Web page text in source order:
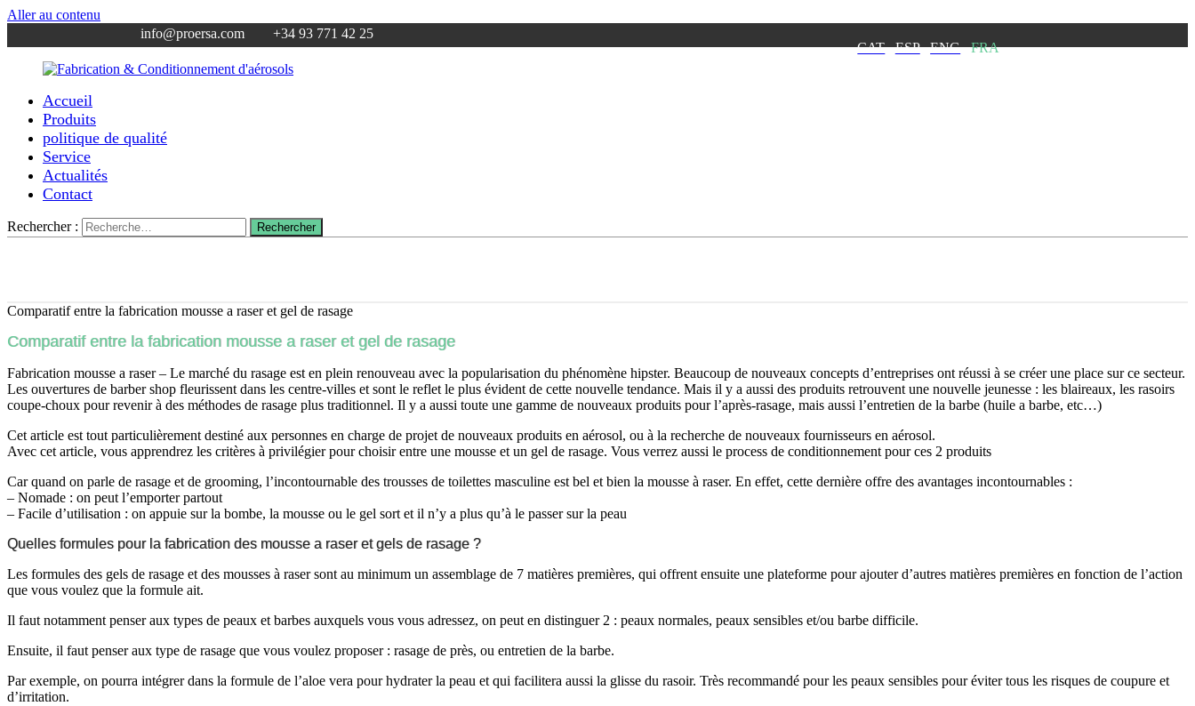
Aller au contenu
info@proersa.com +34 93 771 42 25
CAT
ESP ENG FRA
Fabrication
Conditionnement
d'aérosols
Proersa
Aerosoles
fabricant
d’aérosols
traitance
industrielle
cosmétiques
Accueil
Produits
politique de qualité
Service
Actualités
Contact
Rechercher : Rechercher
Comparatif entre la fabrication mousse a raser et gel de rasage
Comparatif entre la fabrication mousse a raser et gel de rasage
Fabrication mousse a raser – Le marché du rasage est en plein renouveau avec la popularisation du phénomène hipster. Beaucoup de nouveaux concepts d’entreprises ont réussi à se créer une place sur ce secteur.
Les ouvertures de barber shop fleurissent dans les centre-villes et sont le reflet le plus évident de cette nouvelle tendance. Mais il y a aussi des produits retrouvent une nouvelle jeunesse : les blaireaux, les rasoirs
coupe-choux pour revenir à des méthodes de rasage plus traditionnel. Il y a aussi toute une gamme de nouveaux produits pour l’après-rasage, mais aussi l’entretien de la barbe (huile a barbe, etc…)
Cet article est tout particulièrement destiné aux personnes en charge de projet de nouveaux produits en aérosol, ou à la recherche de nouveaux fournisseurs en aérosol.
Avec cet article, vous apprendrez les critères à privilégier pour choisir entre une mousse et un gel de rasage. Vous verrez aussi le process de conditionnement pour ces 2 produits
Car quand on parle de rasage et de grooming, l’incontournable des trousses de toilettes masculine est bel et bien la mousse à raser. En effet, cette dernière offre des avantages incontournables :
– Nomade : on peut l’emporter partout
– Facile d’utilisation : on appuie sur la bombe, la mousse ou le gel sort et il n’y a plus qu’à le passer sur la peau
Quelles formules pour la fabrication des mousse a raser et gels de rasage ?
Les formules des gels de rasage et des mousses à raser sont au minimum un assemblage de 7 matières premières, qui offrent ensuite une plateforme pour ajouter d’autres matières premières en fonction de l’action
que vous voulez que la formule ait.
Il faut notamment penser aux types de peaux et barbes auxquels vous vous adressez, on peut en distinguer 2 : peaux normales, peaux sensibles et/ou barbe difficile.
Ensuite, il faut penser aux type de rasage que vous voulez proposer : rasage de près, ou entretien de la barbe.
Par exemple, on pourra intégrer dans la formule de l’aloe vera pour hydrater la peau et qui facilitera aussi la glisse du rasoir. Très recommandé pour les peaux sensibles pour éviter tous les risques de coupure et
d’irritation.